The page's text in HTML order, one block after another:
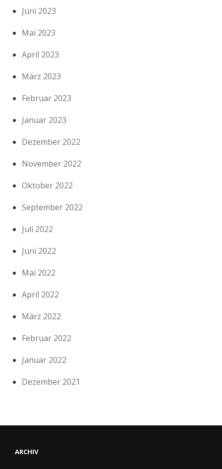
Juni 2023
Mai 2023
April 2023
März 2023
Februar 2023
Januar 2023
Dezember 2022
November 2022
Oktober 2022
September 2022
Juli 2022
Juni 2022
Mai 2022
April 2022
März 2022
Februar 2022
Januar 2022
Dezember 2021
ARCHIV